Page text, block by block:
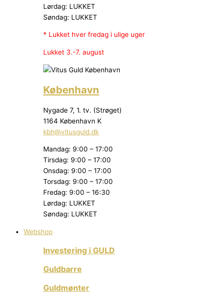
Lørdag: LUKKET
Søndag: LUKKET
* Lukket hver fredag i ulige uger
Lukket 3.-7. august
København
Nygade 7, 1. tv. (Strøget)
1164 København K
kbh@vitusguld.dk
Mandag: 9:00 – 17:00
Tirsdag: 9:00 – 17:00
Onsdag: 9:00 – 17:00
Torsdag: 9:00 – 17:00
Fredag: 9:00 – 16:30
Lørdag: LUKKET
Søndag: LUKKET
Webshop
Investering i GULD
Guldbarre
Guldmønter